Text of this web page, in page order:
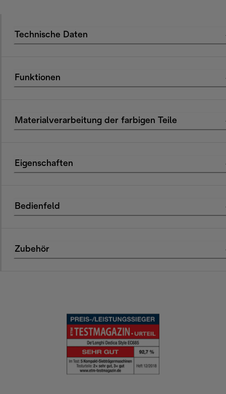
Technische Daten
Funktionen
Materialverarbeitung der farbigen Teile
Eigenschaften
Bedienfeld
Zubehör